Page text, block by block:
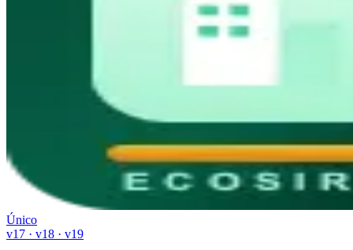
Único
v17 · v18 · v19